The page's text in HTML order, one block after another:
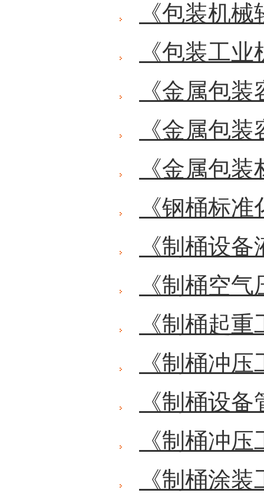
《包装机
《包装工
《金属包
《金属包
《金属包
《钢桶标
《制桶设
《制桶空
《制桶起
《制桶冲
《制桶设
《制桶冲
《制桶涂